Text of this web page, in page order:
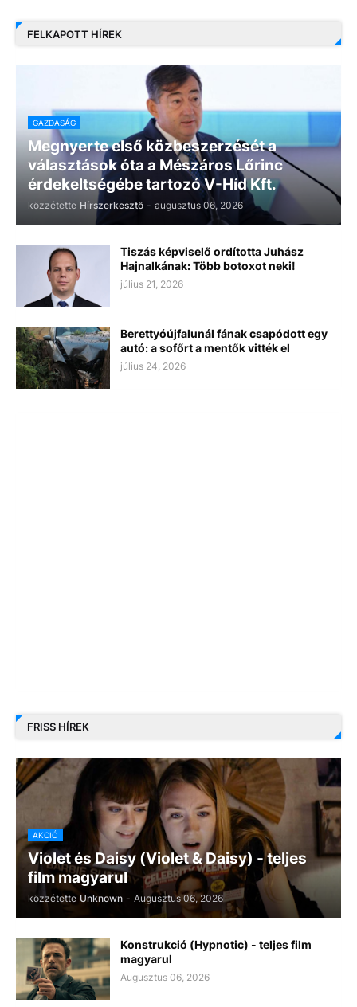
FELKAPOTT HÍREK
GAZDASÁG
Megnyerte első közbeszerzését a
választások óta a Mészáros Lőrinc
érdekeltségébe tartozó V-Híd Kft.
közzétette Hírszerkesztő - augusztus 06, 2026
Tiszás képviselő ordította Juhász
Hajnalkának: Több botoxot neki!
július 21, 2026
Berettyóújfalunál fának csapódott egy
autó: a sofőrt a mentők vitték el
július 24, 2026
FRISS HÍREK
AKCIÓ
Violet és Daisy (Violet & Daisy) - teljes
film magyarul
közzétette Unknown - Augusztus 06, 2026
Konstrukció (Hypnotic) - teljes film
magyarul
Augusztus 06, 2026